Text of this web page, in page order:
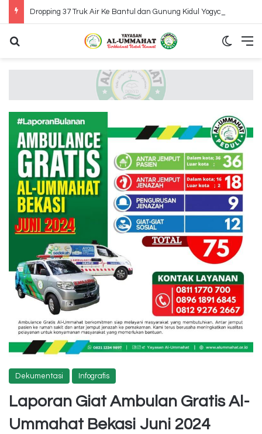
Dropping 37 Truk Air Ke Bantul dan Gunung Kidul Yogyakarta
Dekumentasi Infografis
Laporan Giat Ambulan Gratis Al-
Ummahat Bekasi Juni 2024